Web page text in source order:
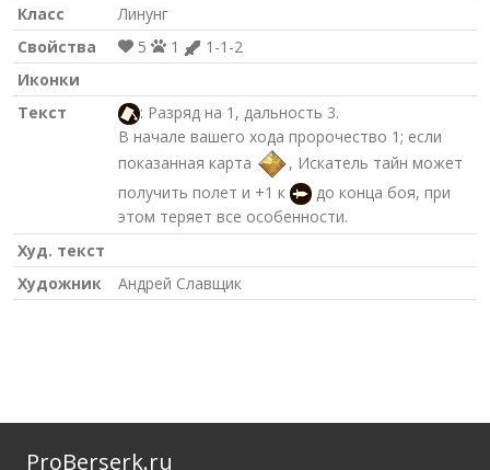
Класс
Линунг
Свойства
5 1
1-1-2
Иконки
Текст
: Разряд на 1, дальность 3.
В начале вашего хода пророчество 1; если
показанная карта
, Искатель тайн может
получить полет и +1 к
до конца боя, при
этом теряет все особенности.
Худ. текст
Художник
Андрей Славщик
ProBerserk.ru